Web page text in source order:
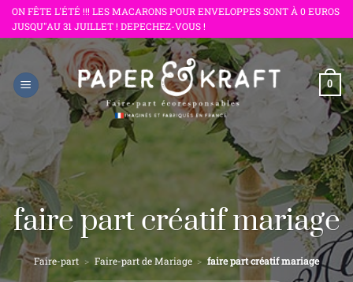
Passer
au
contenu
ON FÊTE L'ÉTÉ !!! LES MACARONS POUR ENVELOPPES SONT À 0 EUROS
JUSQU"AU 31 JUILLET ! DEPECHEZ-VOUS !
0
faire part créatif mariage
Faire-part > Faire-part de Mariage > faire part créatif mariage